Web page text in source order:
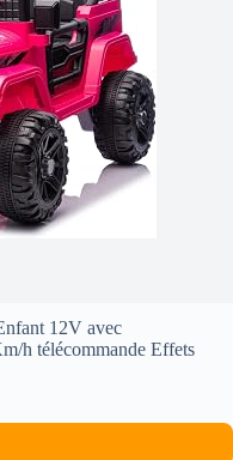
12V avec
h télécommande Effets